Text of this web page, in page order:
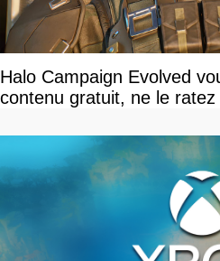
Halo Campaign Evolved
contenu gratuit, ne le ratez